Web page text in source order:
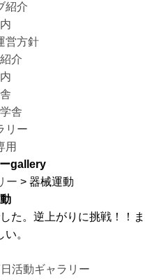
紹介
営方針
介
舎
リー
用
gallery
ー > 器械運動
た。逆上がりに挑戦！！ま
。
カ
活動ギャラリー